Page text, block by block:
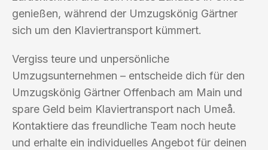
genießen, während der Umzugskönig Gärtner
sich um den Klaviertransport kümmert.
Vergiss teure und unpersönliche
Umzugsunternehmen – entscheide dich für den
Umzugskönig Gärtner Offenbach am Main und
spare Geld beim Klaviertransport nach Umeå.
Kontaktiere das freundliche Team noch heute
und erhalte ein individuelles Angebot für deinen